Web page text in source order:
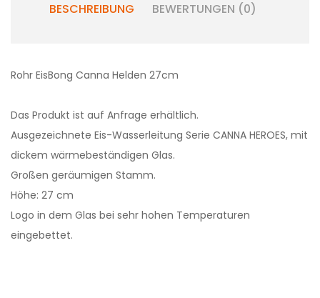
BESCHREIBUNG BEWERTUNGEN (0)
Rohr EisBong Canna Helden 27cm
Das Produkt ist auf Anfrage erhältlich.
Ausgezeichnete Eis-Wasserleitung Serie CANNA HEROES, mit
dickem wärmebeständigen Glas.
Großen geräumigen Stamm.
Höhe: 27 cm
Logo in dem Glas bei sehr hohen Temperaturen
eingebettet.